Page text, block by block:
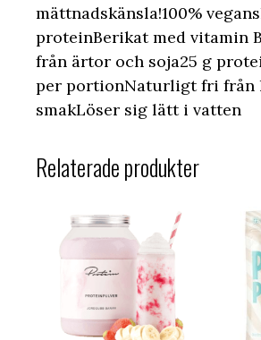
mättnadskänsla!100%
proteinBerikat med vitamin
från ärtor och soja25 g
per portionNaturligt fri från
smakLöser sig lätt i vatten
Relaterade produkter